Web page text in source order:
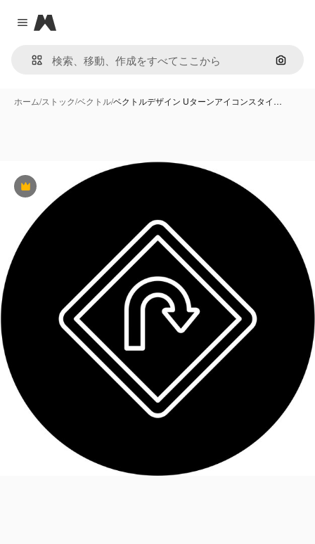
Close menu
Magnific
画像で
ホーム/ストック/ベクトル/ベクトルデザイン Uターンアイコンスタイ…
Premium